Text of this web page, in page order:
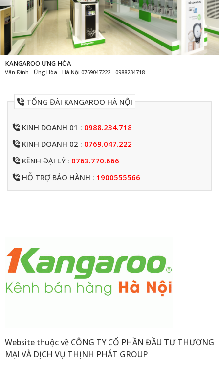
KANGAROO ỨNG HÒA
Vân Đình - Ứng Hòa - Hà Nội 0769047222 - 0988234718
TỔNG ĐÀI KANGAROO HÀ NỘI
KINH DOANH 01 : 0988.234.718
KINH DOANH 02 : 0769.047.222
KÊNH ĐẠI LÝ : 0763.770.666
HỖ TRỢ BẢO HÀNH : 1900555566
Website thuộc về CÔNG TY CỔ PHẦN ĐẦU TƯ THƯƠNG
MẠI VÀ DỊCH VỤ THỊNH PHÁT GROUP